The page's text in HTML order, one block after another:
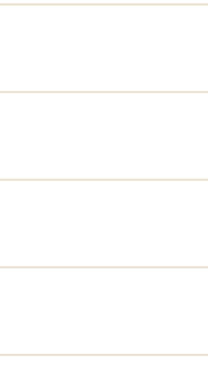
能な限り対応致します
ります。 時間：午前
メルpay/d払い レシ
局 (240m) ・ヤマト運